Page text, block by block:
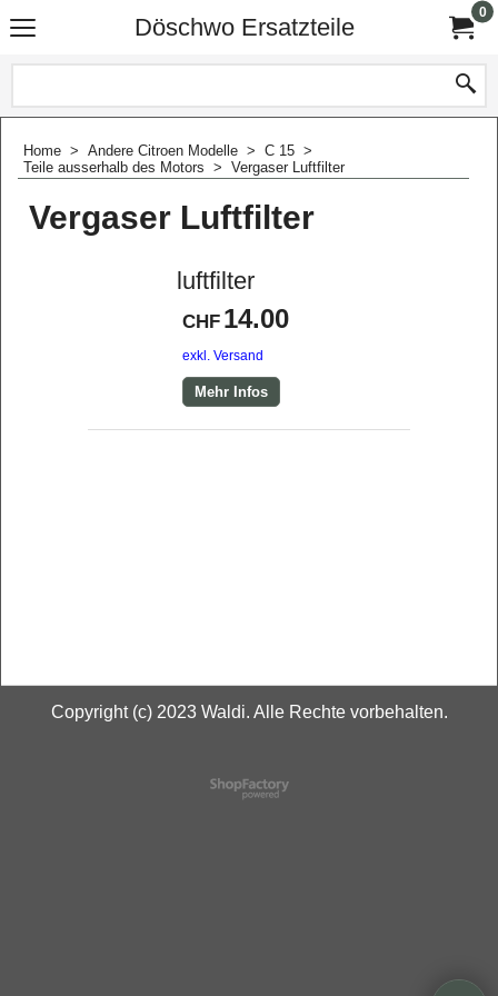
Döschwo Ersatzteile
0
Home > Andere Citroen Modelle > C 15 >
Teile ausserhalb des Motors > Vergaser Luftfilter
Vergaser Luftfilter
luftfilter
CHF 14.00
exkl. Versand
Mehr Infos
Copyright (c) 2023 Waldi. Alle Rechte vorbehalten.
WebShop erstellt mit
ShopFactory Shop